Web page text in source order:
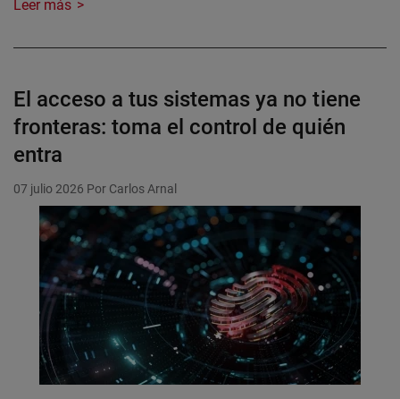
Leer más
El acceso a tus sistemas ya no tiene
fronteras: toma el control de quién
entra
07 julio 2026 Por Carlos Arnal